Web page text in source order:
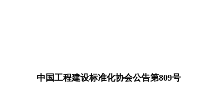
中国工程建设标准化协会公告第809号